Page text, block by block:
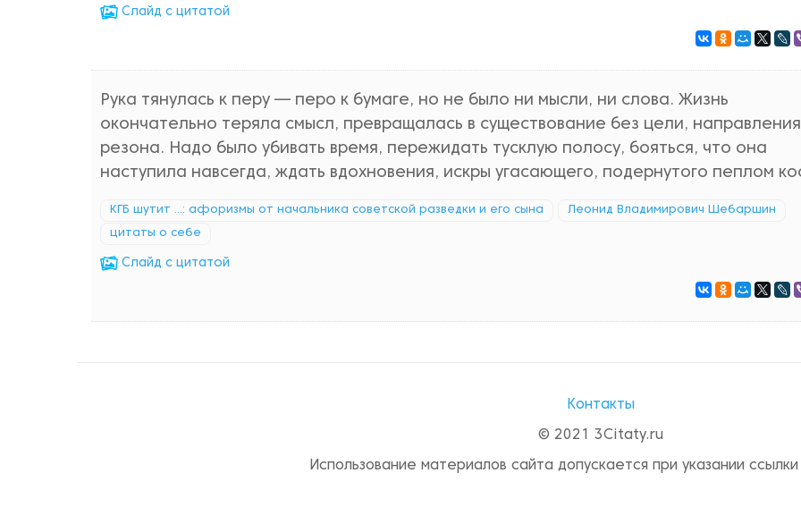
Cлайд с цитатой
Рука тянулась к перу — перо к бумаге, но не было ни мысли, ни слова. Жизнь
окончательно теряла смысл, превращалась в существование без цели,
резона. Надо было убивать время, пережидать тусклую полосу, бояться, что она
наступила навсегда, ждать вдохновения, искры угасающего, подернутого пеплом
КГБ шутит ...: афоризмы от начальника советской разведки и его сына Леонид Владимирович Шебаршин
цитаты о себе
Cлайд с цитатой
Контакты
© 2021 3Citaty.ru
Использование материалов сайта допускается при указании ссылки